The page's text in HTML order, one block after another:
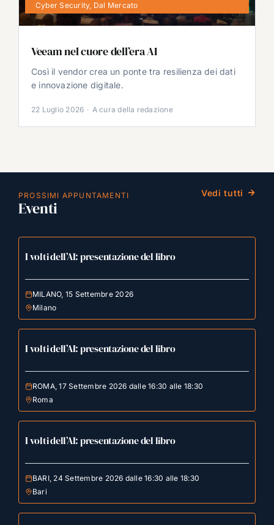
Cyber Security, Dal Mercato
Veeam nel cuore dell’era AI
Così il vendor crea un ponte tra resilienza dei dati
e innovazione digitale.
22 Luglio 2026 · A cura della redazione
PROSSIMI APPUNTAMENTI
Eventi
Vedi tutti
I volti dell’AI: presentazione del libro
MILANO, 15 Settembre 2026
Milano
I volti dell’AI: presentazione del libro
ROMA, 17 Settembre 2026 dalle 16:30 alle 18:30
Roma
I volti dell’AI: presentazione del libro
BARI, 24 Settembre 2026 dalle 16:30 alle 18:30
Bari